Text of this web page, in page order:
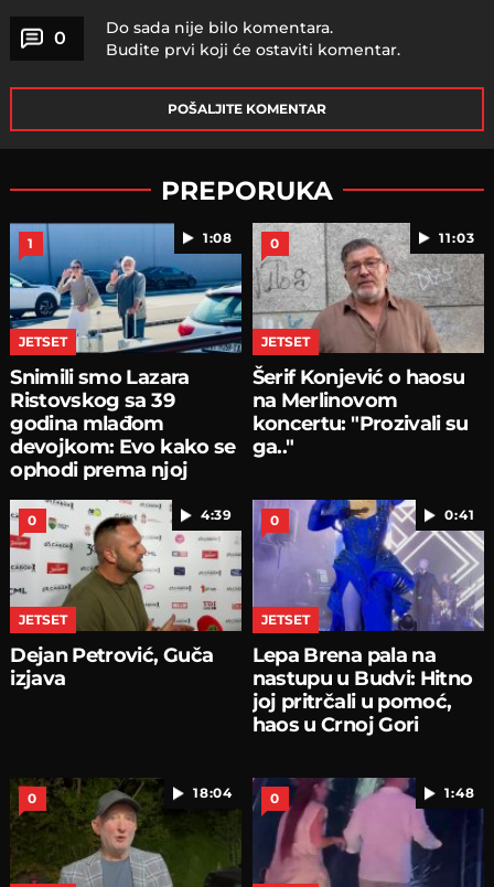
0
Do sada nije bilo komentara.
Budite prvi koji će ostaviti komentar.
POŠALJITE KOMENTAR
PREPORUKA
1:08
1
JETSET
Snimili smo Lazara
Ristovskog sa 39
godina mlađom
devojkom: Evo kako se
ophodi prema njoj
11:03
0
JETSET
Šerif Konjević o haosu
na Merlinovom
koncertu: "Prozivali su
ga.."
4:39
0
JETSET
Dejan Petrović, Guča
izjava
0:41
0
JETSET
Lepa Brena pala na
nastupu u Budvi: Hitno
joj pritrčali u pomoć,
haos u Crnoj Gori
18:04
0 1:48
0